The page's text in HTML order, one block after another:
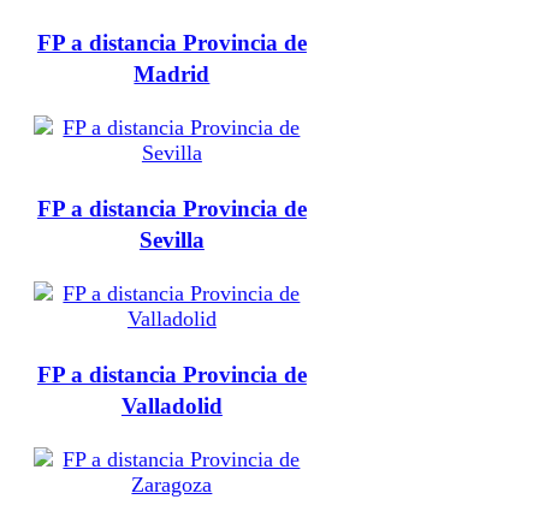
FP a distancia Provincia de
Madrid
FP a distancia Provincia de
Sevilla
FP a distancia Provincia de
Valladolid